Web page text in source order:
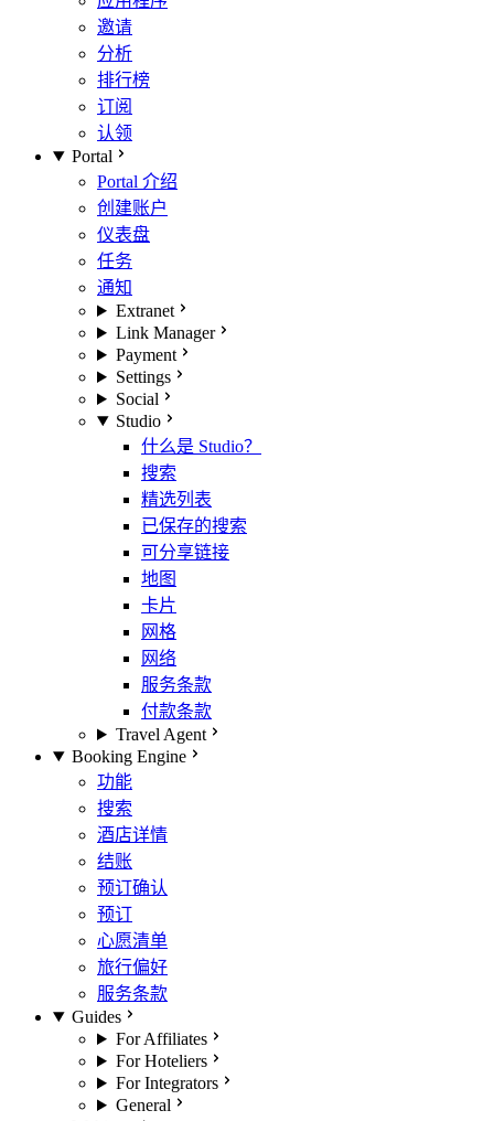
邀请
分析
排行榜
订阅
认领
Portal
Portal 介绍
创建账户
仪表盘
任务
通知
Extranet
Link Manager
Payment
Settings
Social
Studio
什么是 Studio？
搜索
精选列表
已保存的搜索
可分享链接
地图
卡片
网格
网络
服务条款
付款条款
Travel Agent
Booking Engine
功能
搜索
酒店详情
结账
预订确认
预订
心愿清单
旅行偏好
服务条款
Guides
For Affiliates
For Hoteliers
For Integrators
General